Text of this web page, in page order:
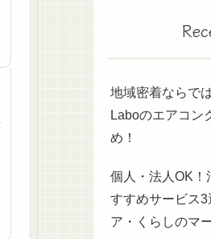
地域密着ならで
Laboのエアコン
め！
個人・法人OK！
すすめサービス
ア・くらしのマ